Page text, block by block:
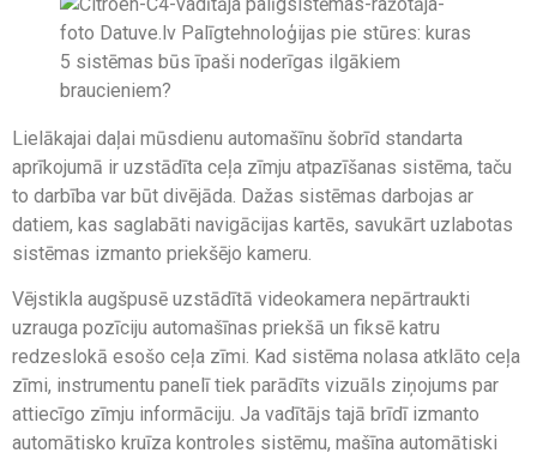
Lielākajai daļai mūsdienu automašīnu šobrīd standarta
aprīkojumā ir uzstādīta ceļa zīmju atpazīšanas sistēma, taču
to darbība var būt divējāda. Dažas sistēmas darbojas ar
datiem, kas saglabāti navigācijas kartēs, savukārt uzlabotas
sistēmas izmanto priekšējo kameru.
Vējstikla augšpusē uzstādītā videokamera nepārtraukti
uzrauga pozīciju automašīnas priekšā un fiksē katru
redzeslokā esošo ceļa zīmi. Kad sistēma nolasa atklāto ceļa
zīmi, instrumentu panelī tiek parādīts vizuāls ziņojums par
attiecīgo zīmju informāciju. Ja vadītājs tajā brīdī izmanto
automātisko kruīza kontroles sistēmu, mašīna automātiski